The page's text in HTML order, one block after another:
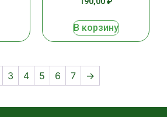
В корзину
3 4 5 6 7 →